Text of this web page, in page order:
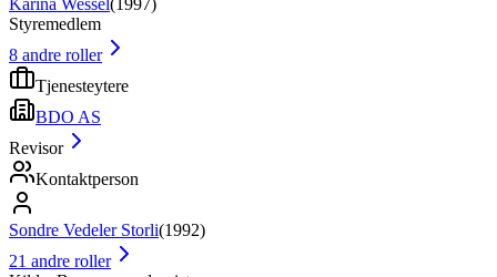
Karina Wessel(1997)
Styremedlem
8 andre roller
Tjenesteytere
BDO AS
Revisor
Kontaktperson
Sondre Vedeler Storli(1992)
21 andre roller